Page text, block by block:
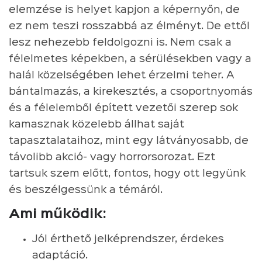
elemzése is helyet kapjon a képernyőn, de
ez nem teszi rosszabbá az élményt. De ettől
lesz nehezebb feldolgozni is. Nem csak a
félelmetes képekben, a sérülésekben vagy a
halál közelségében lehet érzelmi teher. A
bántalmazás, a kirekesztés, a csoportnyomás
és a félelemből épített vezetői szerep sok
kamasznak közelebb állhat saját
tapasztalataihoz, mint egy látványosabb, de
távolibb akció- vagy horrorsorozat. Ezt
tartsuk szem előtt, fontos, hogy ott legyünk
és beszélgessünk a témáról.
Ami működik:
Jól érthető jelképrendszer, érdekes
adaptáció.